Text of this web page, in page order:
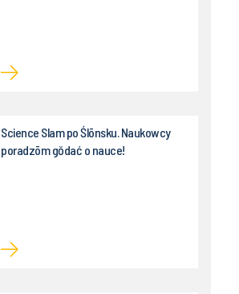
Science Slam po Ślōnsku. Naukowcy
poradzōm gŏdać o nauce!